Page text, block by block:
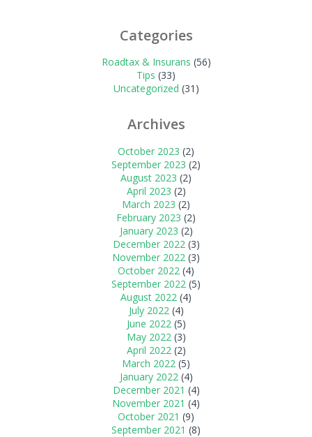
Categories
Roadtax & Insurans (56)
Tips (33)
Uncategorized (31)
Archives
October 2023 (2)
September 2023 (2)
August 2023 (2)
April 2023 (2)
March 2023 (2)
February 2023 (2)
January 2023 (2)
December 2022(3)
November 2022 (3)
October 2022 (4)
September 2022 (5)
August 2022 (4)
July 2022(4)
June 2022(5)
May 2022(3)
April 2022(2)
March 2022 (5)
January 2022(4)
December 2021 (4)
November 2021 (4)
October 2021 (9)
September 2021 (8)